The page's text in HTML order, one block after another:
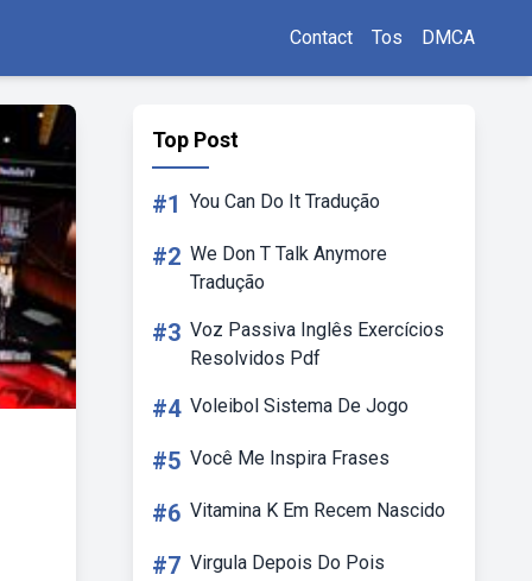
Contact Tos DMCA
Top Post
#1 You Can Do It Tradução
#2 We Don T Talk Anymore
Tradução
#3 Voz Passiva Inglês Exercícios
Resolvidos Pdf
#4 Voleibol Sistema De Jogo
#5 Você Me Inspira Frases
#6 Vitamina K Em Recem Nascido
#7 Virgula Depois Do Pois